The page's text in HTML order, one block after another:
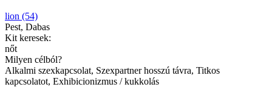
lion (54)
Pest, Dabas
Kit keresek:
nőt
Milyen célból?
Alkalmi szexkapcsolat, Szexpartner hosszú távra, Titkos
kapcsolatot, Exhibicionizmus / kukkolás